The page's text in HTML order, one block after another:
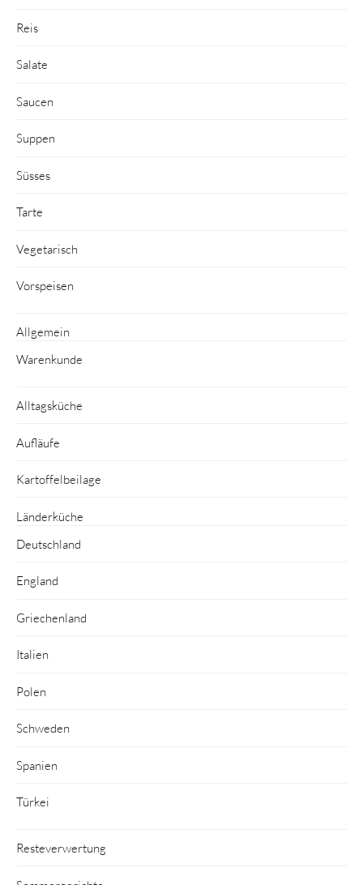
Reis
Salate
Saucen
Suppen
Süsses
Tarte
Vegetarisch
Vorspeisen
Allgemein
Warenkunde
Alltagsküche
Aufläufe
Kartoffelbeilage
Länderküche
Deutschland
England
Griechenland
Italien
Polen
Schweden
Spanien
Türkei
Resteverwertung